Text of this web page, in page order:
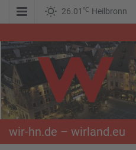
26.01 ℃ Heilbronn
wir-hn.de – wirland.eu